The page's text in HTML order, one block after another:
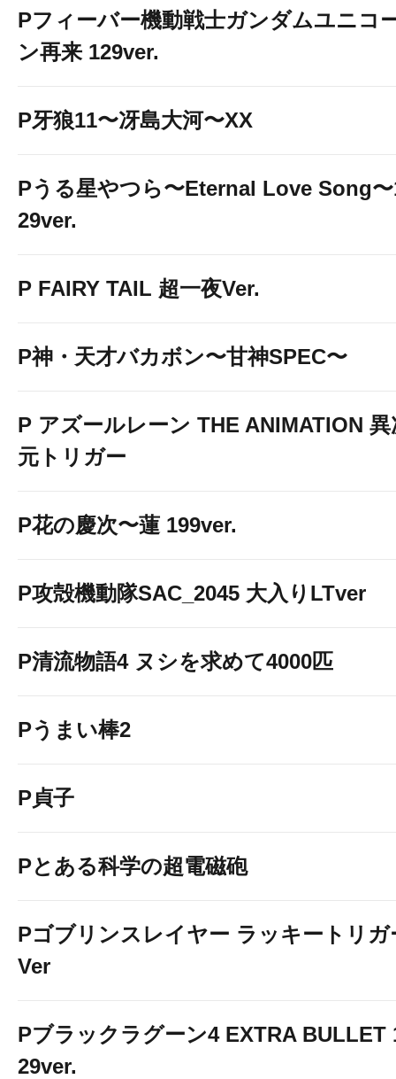
Pフィーバー機動戦士ガンダムユニコ
ン再来 129ver.
P牙狼11〜冴島大河〜XX
Pうる星やつら〜Eternal Love Song
29ver.
P FAIRY TAIL 超一夜Ver.
P神・天才バカボン〜甘神SPEC〜
P アズールレーン THE ANIMATION 異
元トリガー
P花の慶次〜蓮 199ver.
P攻殻機動隊SAC_2045 大入りLTver
P清流物語4 ヌシを求めて4000匹
Pうまい棒2
P貞子
Pとある科学の超電磁砲
Pゴブリンスレイヤー ラッキートリガ
Ver
Pブラックラグーン4 EXTRA BULLET
29ver.